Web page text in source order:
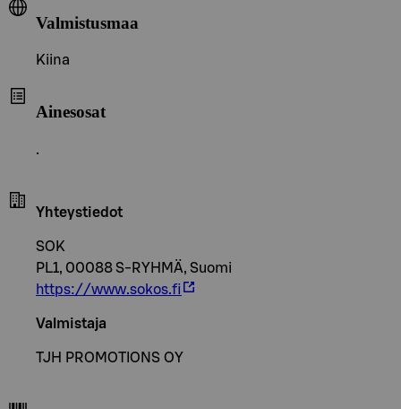
Valmistusmaa
Kiina
Ainesosat
.
Yhteystiedot
SOK
PL1, 00088 S-RYHMÄ, Suomi
https://www.sokos.fi
Valmistaja
TJH PROMOTIONS OY